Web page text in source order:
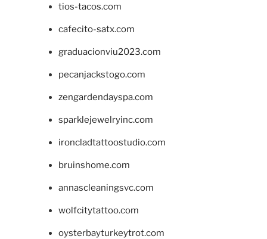
tios-tacos.com
cafecito-satx.com
graduacionviu2023.com
pecanjackstogo.com
zengardendayspa.com
sparklejewelryinc.com
ironcladtattoostudio.com
bruinshome.com
annascleaningsvc.com
wolfcitytattoo.com
oysterbayturkeytrot.com